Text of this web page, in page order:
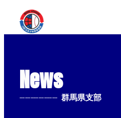
News
-------------- 群馬県支部